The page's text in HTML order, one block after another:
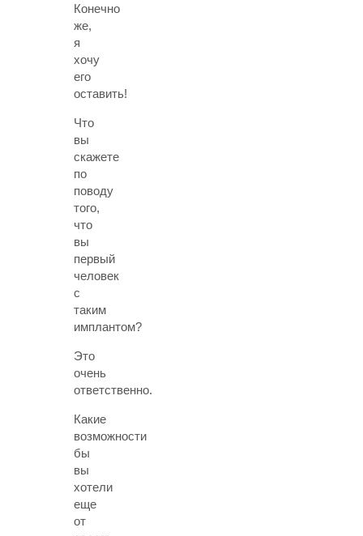
Конечно
же,
я
хочу
его
оставить!
Что
вы
скажете
по
поводу
того,
что
вы
первый
человек
с
таким
имплантом?
Это
очень
ответственно.
Какие
возможности
бы
вы
хотели
еще
от